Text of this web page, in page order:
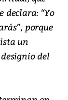
declara: “Yo
porque
un
del